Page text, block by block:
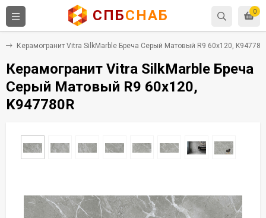
0
СПБСНАБ
Керамогранит Vitra SilkMarble Бреча Серый Матовый R9 60x120,
Керамогранит Vitra SilkMarble Бреча
Серый Матовый R9 60x120,
K947780R